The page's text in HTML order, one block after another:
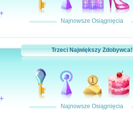
Najnowsze Osiągnięcia
Trzeci Największy Zdobywca!
Najnowsze Osiągnięcia